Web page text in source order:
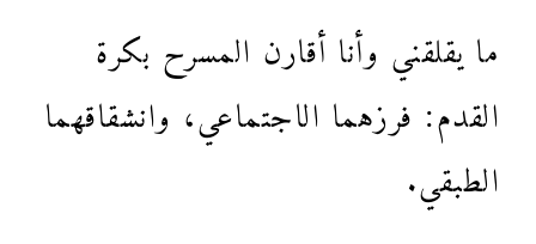
ما يقلقني وأنا أقارن المسرح بكرة
القدم: فرزهما الاجتماعي، وانشقاقهما
الطبقي.